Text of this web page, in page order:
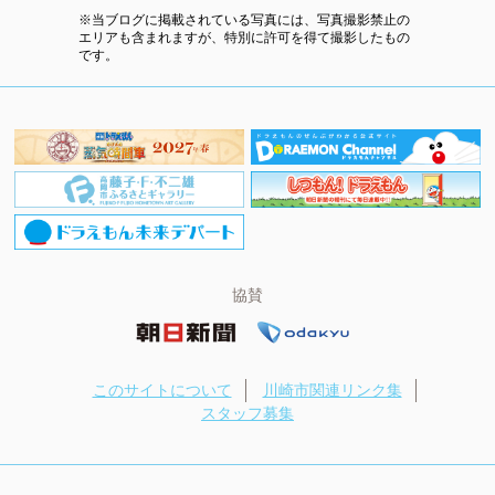
※当ブログに掲載されている写真には、写真撮影禁止の
エリアも含まれますが、特別に許可を得て撮影したもの
です。
協賛
このサイトについて
川崎市関連リンク集
スタッフ募集